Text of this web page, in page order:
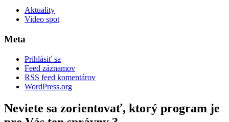
Aktuality
Video spot
Meta
Prihlásiť sa
Feed záznamov
RSS feed komentárov
WordPress.org
Neviete sa zorientovať, ktorý program je